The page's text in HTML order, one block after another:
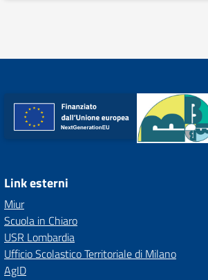
Link esterni
Miur
Scuola in Chiaro
USR Lombardia
Ufficio Scolastico Territoriale di Milano
AgID